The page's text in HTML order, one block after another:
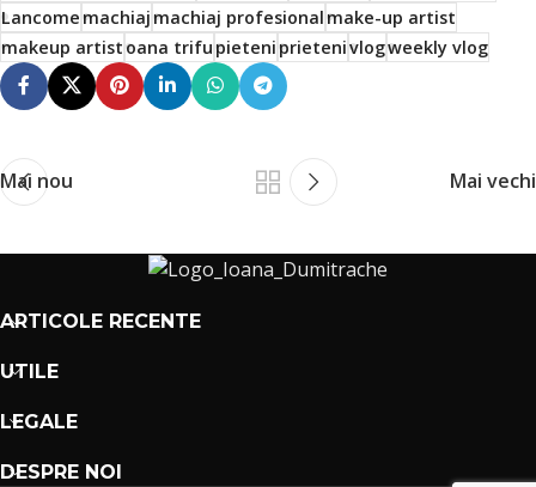
Lancomemachiajmachiaj profesionalmake-up artist
makeup artistoana trifupieteniprietenivlogweekly vlog
Mai nou Mai vechi
ARTICOLE RECENTE
UTILE
LEGALE
DESPRE NOI